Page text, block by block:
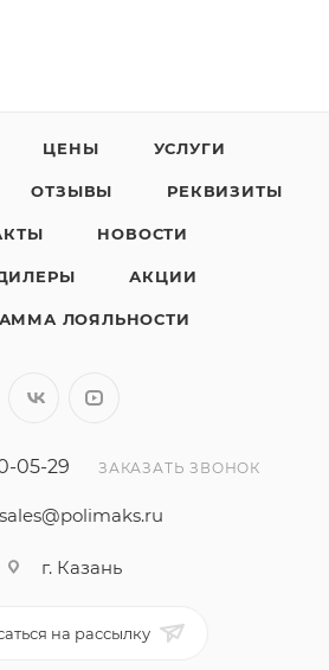
ЦЕНЫ УСЛУГИ
ОТЗЫВЫ РЕКВИЗИТЫ
НОВОСТИ
АКЦИИ
ЛОЯЛЬНОСТИ
05-29 ЗАКАЗАТЬ ЗВОНОК
sales@polimaks.ru
г. Казань
на рассылку